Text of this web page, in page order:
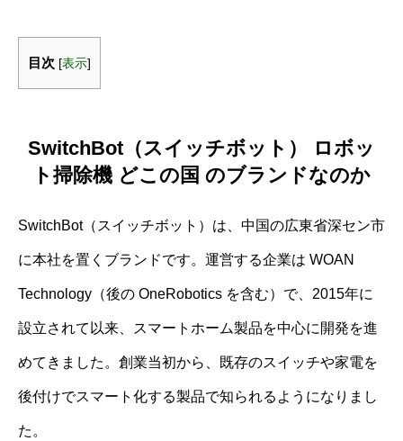
目次 [表示]
SwitchBot（スイッチボット） ロボッ
ト掃除機 どこの国 のブランドなのか
SwitchBot（スイッチボット）は、中国の広東省深セン市
に本社を置くブランドです。運営する企業は WOAN
Technology（後の OneRobotics を含む）で、2015年に
設立されて以来、スマートホーム製品を中心に開発を進
めてきました。創業当初から、既存のスイッチや家電を
後付けでスマート化する製品で知られるようになりまし
た。